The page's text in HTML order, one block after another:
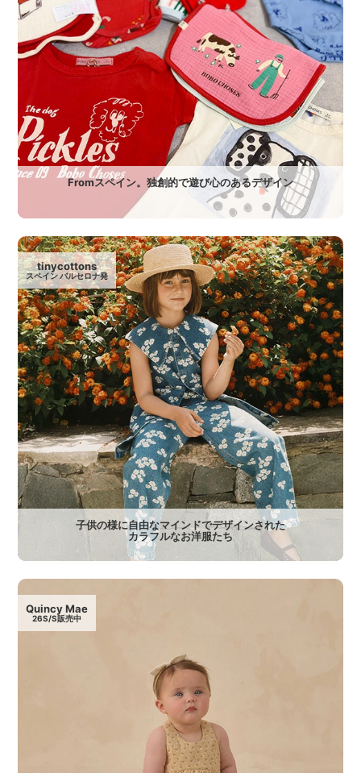
Fromスペイン。独創的で遊び心のあるデザイン
tinycottons
スペイン バルセロナ発
子供の様に自由なマインドでデザインされた
カラフルなお洋服たち
Quincy Mae
26S/S販売中